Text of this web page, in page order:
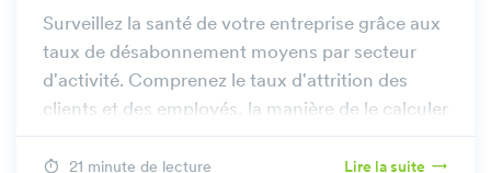
Surveillez la santé de votre entreprise grâce aux
taux de désabonnement moyens par secteur
d'activité. Comprenez le taux d'attrition des
clients et des employés, la manière de le calculer
et son importance pour votre croissance.
21 minute de lecture Lire la suite